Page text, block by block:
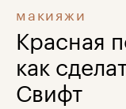
макияжи
Красная
как
Свифт